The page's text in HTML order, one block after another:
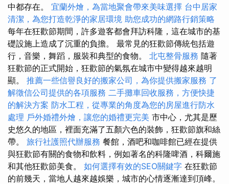
中都存在。 宜蘭外燴，為當地聚會帶來美味選擇 台中居家
清潔，為您打造乾淨的家居環境 助您成功的網路行銷策略
每年在狂歡節期間，許多遊客都會拜訪科隆，這在城市的基
礎設施上造成了沉重的負擔。 最常見的狂歡節傳統包括遊
行，音樂，舞蹈，服裝和典型的食物。 北屯整骨服務 隨著
狂歡節的正式開始，狂​​歡節的氣氛在城市中變得越來越明
顯。 推薦一些信譽良好的搬家公司，為你提供搬家服務 了
解徵信公司提供的各項服務 二手攤車回收服務，方便快捷
的解決方案 防水工程，從專業的角度為您的房屋進行防水
處理 戶外婚禮外燴，讓您的婚禮更完美 市中心，尤其是歷
史悠久的地區，裡面充滿了五顏六色的裝飾，狂歡節旗和絲
帶。 旅行社護照代辦服務 餐館，酒吧和咖啡館已經在提供
與狂歡節有關的食物和飲料，例如著名的科隆啤酒，科爾施
和其他狂歡節美食。 如何選擇有效的SEO關鍵字 在狂歡節
的前幾天，當地人越來越娛樂，城市的心情逐漸達到頂峰。